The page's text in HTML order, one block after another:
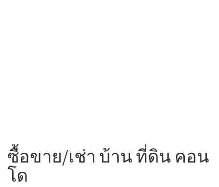
ซื้อขาย/เช่า บ้าน ที่ดิน คอน
โด